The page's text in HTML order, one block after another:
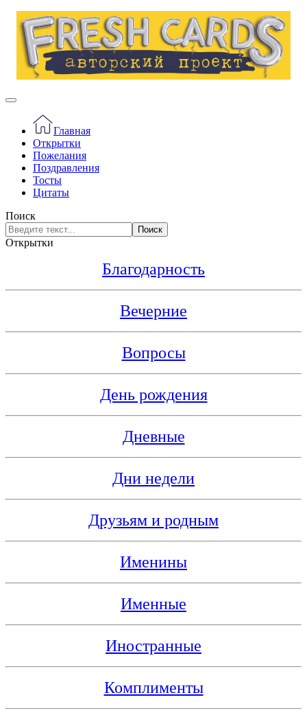
Главная
Открытки
Пожелания
Поздравления
Тосты
Цитаты
Поиск
Поиск
Открытки
Благодарность
Вечерние
Вопросы
День рождения
Дневные
Дни недели
Друзьям и родным
Именины
Именные
Иностранные
Комплименты